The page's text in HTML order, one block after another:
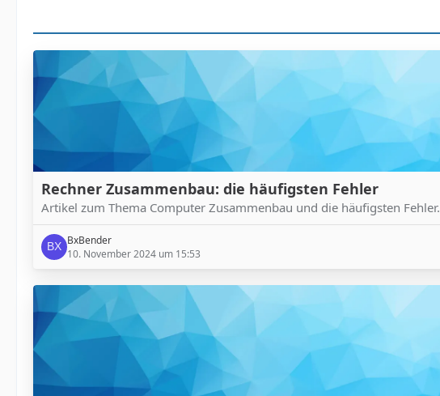
Rechner Zusammenbau: die häufigsten Fehler
Artikel zum Thema Computer Zusammenbau und die häufigsten Fehler.
BxBender
10. November 2024 um 15:53